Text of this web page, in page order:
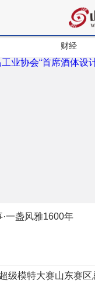
财经
一盏风雅1600年
级模特大赛山东赛